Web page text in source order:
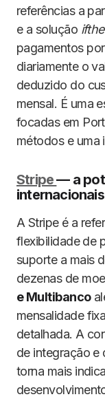
referências a
e a solução
pagamentos
diariamente o
deduzido do
mensal. É uma
focadas em
métodos e uma
Stripe— a
internacionais
A Stripe é a
flexibilidade de
suporte a mais
dezenas de
e Multibanco
mensalidade
detalhada. A
de integração e
torna mais